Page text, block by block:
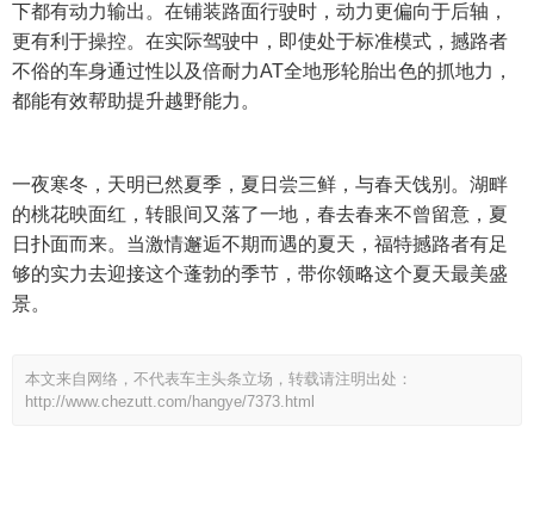
下都有动力输出。在铺装路面行驶时，动力更偏向于后轴，
更有利于操控。在实际驾驶中，即使处于标准模式，撼路者
不俗的车身通过性以及倍耐力AT全地形轮胎出色的抓地力，
都能有效帮助提升越野能力。
一夜寒冬，天明已然夏季，夏日尝三鲜，与春天饯别。湖畔
的桃花映面红，转眼间又落了一地，春去春来不曾留意，夏
日扑面而来。当激情邂逅不期而遇的夏天，福特撼路者有足
够的实力去迎接这个蓬勃的季节，带你领略这个夏天最美盛
景。
本文来自网络，不代表车主头条立场，转载请注明出处：
http://www.chezutt.com/hangye/7373.html